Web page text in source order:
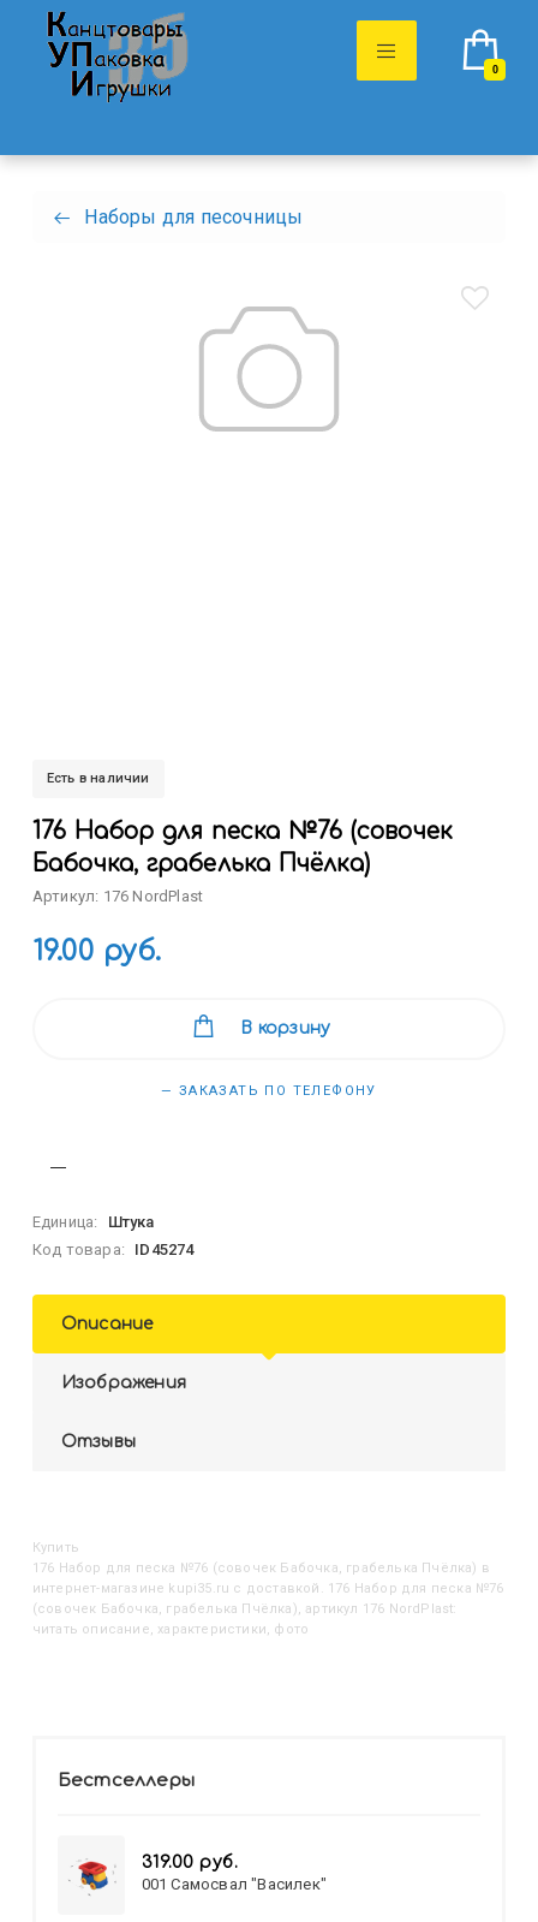
0
Наборы для песочницы
Есть в наличии
176 Набор для песка №76 (совочек
Бабочка, грабелька Пчёлка)
Артикул: 176 NordPlast
19.00 руб.
В корзину
— ЗАКАЗАТЬ ПО ТЕЛЕФОНУ
Единица:
Штука
Код товара:
ID45274
Описание
Изображения
Отзывы
Купить
176 Набор для песка №76 (совочек Бабочка, грабелька Пчёлка) в
интернет-магазине kupi35.ru с доставкой. 176 Набор для песка №76
(совочек Бабочка, грабелька Пчёлка), артикул 176 NordPlast:
читать описание, характеристики, фото
Бестселлеры
319.00 руб.
001 Самосвал "Василек"